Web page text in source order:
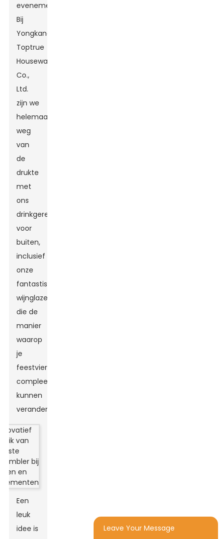
evenementen!
Bij
Yongkang
Toptrue
Houseware
Co.,
Ltd.
zijn we
helemaal
weg
van
de
drukte
met
ons
drinkgerei
voor
buiten,
inclusief
onze
fantastische
wijnglazen
die de
manier
waarop
je
feestviert
compleet
kunnen
veranderen!
Een
leuk
idee is
Leave Your Message